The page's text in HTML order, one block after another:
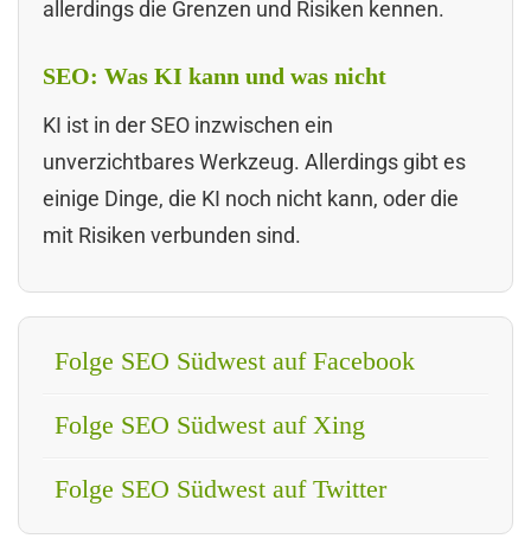
allerdings die Grenzen und Risiken kennen.
SEO: Was KI kann und was nicht
KI ist in der SEO inzwischen ein
unverzichtbares Werkzeug. Allerdings gibt es
einige Dinge, die KI noch nicht kann, oder die
mit Risiken verbunden sind.
Folge SEO Südwest auf Facebook
Folge SEO Südwest auf Xing
Folge SEO Südwest auf Twitter